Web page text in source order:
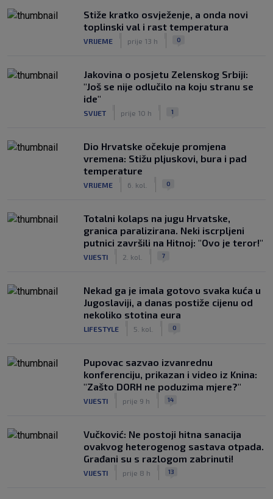
Stiže kratko osvježenje, a onda novi
toplinski val i rast temperatura
VRIJEME prije 13 h 0
Jakovina o posjetu Zelenskog Srbiji:
"Još se nije odlučilo na koju stranu se
ide"
SVIJET prije 10 h 1
Dio Hrvatske očekuje promjena
vremena: Stižu pljuskovi, bura i pad
temperature
VRIJEME 6. kol. 0
Totalni kolaps na jugu Hrvatske,
granica paralizirana. Neki iscrpljeni
putnici završili na Hitnoj: "Ovo je teror!"
VIJESTI 2. kol. 7
Nekad ga je imala gotovo svaka kuća u
Jugoslaviji, a danas postiže cijenu od
nekoliko stotina eura
LIFESTYLE 5. kol. 0
Pupovac sazvao izvanrednu
konferenciju, prikazan i video iz Knina:
"Zašto DORH ne poduzima mjere?"
VIJESTI prije 9 h 14
Vučković: Ne postoji hitna sanacija
ovakvog heterogenog sastava otpada.
Građani su s razlogom zabrinuti!
VIJESTI prije 8 h 13